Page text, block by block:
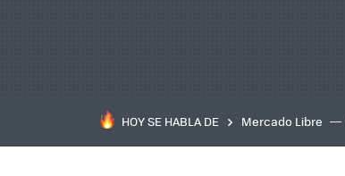
HOY SE HABLA DE Mercado Libre